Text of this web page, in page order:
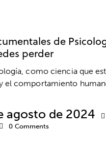
de
perder
como ciencia que
el comportamiento
agosto de 2024
0 Comments